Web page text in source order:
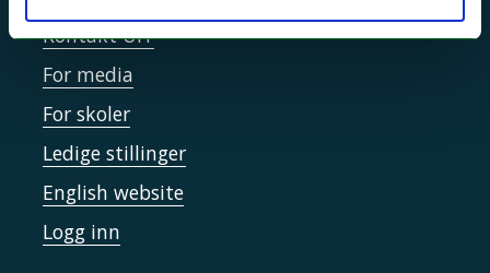
Kontakt UiT
For media
For skoler
Ledige stillinger
English website
Logg inn